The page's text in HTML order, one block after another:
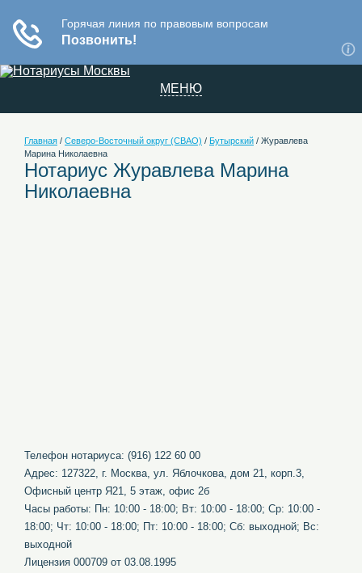
МЕНЮ
Главная / Северо-Восточный округ (СВАО) / Бутырский / Журавлева
Марина Николаевна
Нотариус Журавлева Марина
Николаевна
Телефон нотариуса: (916) 122 60 00
Адрес: 127322, г. Москва, ул. Яблочкова, дом 21, корп.3,
Офисный центр Я21, 5 этаж, офис 2б
Часы работы: Пн: 10:00 - 18:00; Вт: 10:00 - 18:00; Ср: 10:00 -
18:00; Чт: 10:00 - 18:00; Пт: 10:00 - 18:00; Сб: выходной; Вс:
выходной
Лицензия 000709 от 03.08.1995